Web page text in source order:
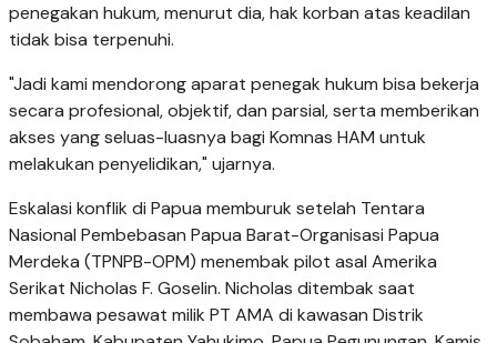
penegakan hukum, menurut dia, hak korban atas keadilan
tidak bisa terpenuhi.
"Jadi kami mendorong aparat penegak hukum bisa bekerja
secara profesional, objektif, dan parsial, serta memberikan
akses yang seluas-luasnya bagi Komnas HAM untuk
melakukan penyelidikan," ujarnya.
Eskalasi konflik di Papua memburuk setelah Tentara
Nasional Pembebasan Papua Barat-Organisasi Papua
Merdeka (TPNPB-OPM) menembak pilot asal Amerika
Serikat Nicholas F. Goselin. Nicholas ditembak saat
membawa pesawat milik PT AMA di kawasan Distrik